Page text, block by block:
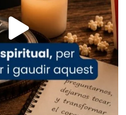
juliol, ha tingut lloc la
en agraïment al
de la visita apostòlica
a Barcelona, i als
Catedral de Barcelona.
el cardenal Joan
la missa i l’ha
auxiliar de Barcelona,